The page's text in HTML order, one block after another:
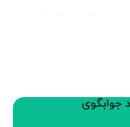
توان به تقویت
اشاره کرد.
جوابگوی